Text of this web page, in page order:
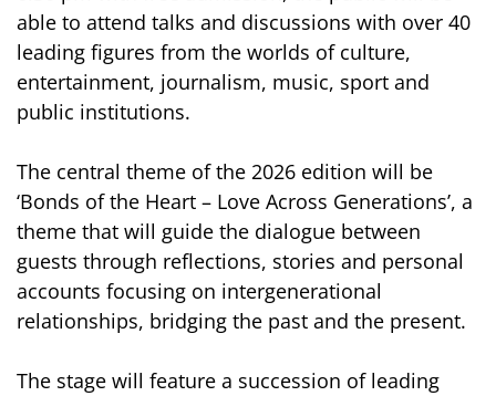
able to attend talks and discussions with over 40
leading figures from the worlds of culture,
entertainment, journalism, music, sport and
public institutions.
The central theme of the 2026 edition will be
‘Bonds of the Heart – Love Across Generations’, a
theme that will guide the dialogue between
guests through reflections, stories and personal
accounts focusing on intergenerational
relationships, bridging the past and the present.
The stage will feature a succession of leading